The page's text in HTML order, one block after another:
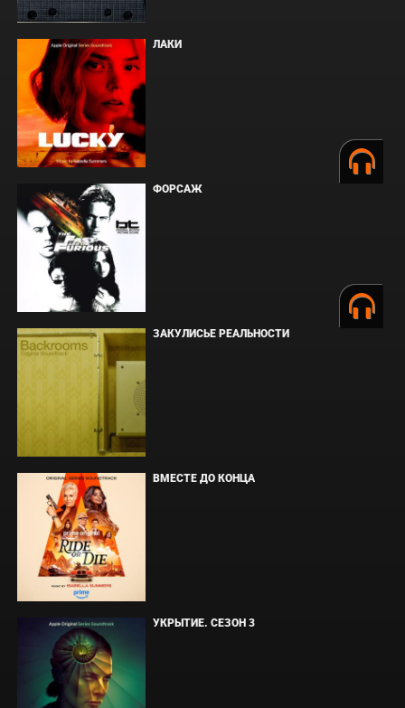
ЛАКИ
ФОРСАЖ
ЗАКУЛИСЬЕ РЕАЛЬНОСТИ
ВМЕСТЕ ДО КОНЦА
УКРЫТИЕ. СЕЗОН 3